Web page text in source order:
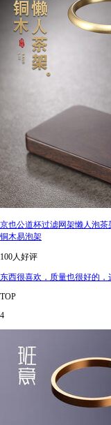
京也公道杯过滤网架懒人泡
铜木易泡架
100人好评
东西很喜欢，质量也很好的，
TOP
4